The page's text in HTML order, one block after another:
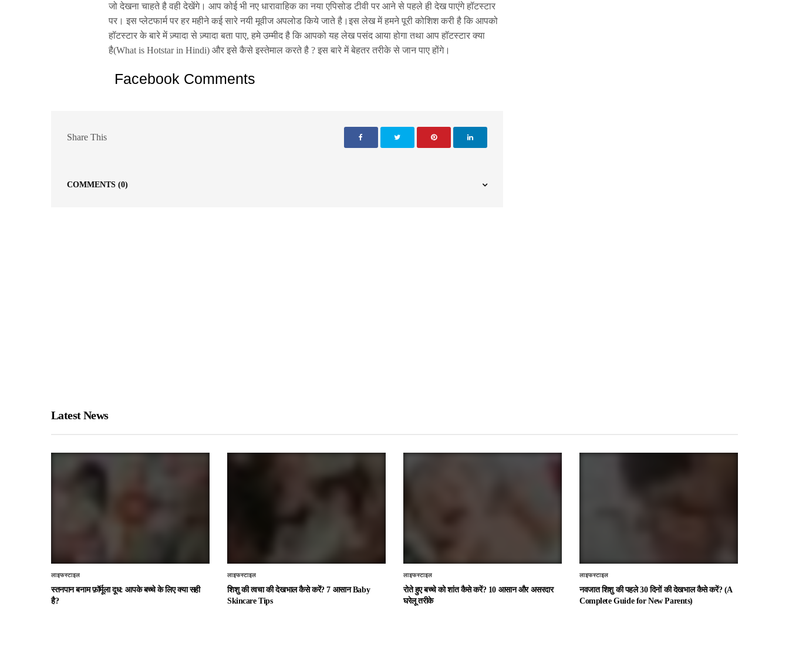
जो देखना चाहते है वही देखेंगे। आप कोई भी नए धारावाहिक का नया एपिसोड टीवी पर आने से पहले ही देख पाएंगे हॉटस्टार
पर। इस प्लेटफार्म पर हर महीने कई सारे नयी मूवीज अपलोड किये जाते है।इस लेख में हमने पूरी कोशिश करी है कि आपको
हॉटस्टार के बारे में ज़्यादा से ज़्यादा बता पाए, हमे उम्मीद है कि आपको यह लेख पसंद आया होगा तथा आप हॉटस्टार क्या
है(What is Hotstar in Hindi) और इसे कैसे इस्तेमाल करते है ? इस बारे में बेहतर तरीके से जान पाए होंगे।
Facebook Comments
Share This
COMMENTS (0)
Latest News
लाइफस्टाइल
स्तनपान बनाम फ़ॉर्मूला दूध: आपके बच्चे के लिए क्या सही
है?
लाइफस्टाइल
शिशु की त्वचा की देखभाल कैसे करें? 7 आसान Baby
Skincare Tips
लाइफस्टाइल
रोते हुए बच्चे को शांत कैसे करें? 10 आसान और असरदार
घरेलू तरीके
लाइफस्टाइल
नवजात शिशु की पहले 30 दिनों की देखभाल कैसे करें? (A
Complete Guide for New Parents)